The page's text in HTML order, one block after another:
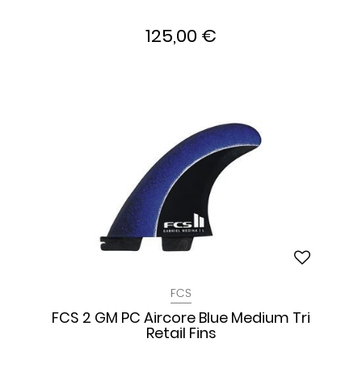
125,00 €
FCS
FCS 2 GM PC Aircore Blue Medium Tri
Retail Fins